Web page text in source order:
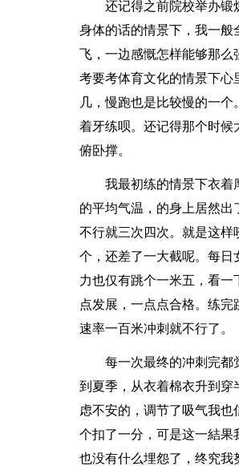
还记得之前院校举办锻
身体的话的情景下，我一般
飞，一边感慨怎样能够那么
考要考体育文化的情景下心
几，慢跑也是比较慢的一
着牙练呗。还记得那个时候
俯卧撑。
我最初练的情景下衣着
的平均气温，的身上居然
不行就三次四次。就是这样
个，还差了一大截呢。每日
力也仅有跳个一米五，看
点发展，一点点合格。练
速率一百米冲刺就不行了。
每一次最终的冲刺完都
到夏季，从衣着棉衣升到穿
虑不安的，调节了吸气我
个扣了一分，可是这一結
也没有什么埋怨了，终究我